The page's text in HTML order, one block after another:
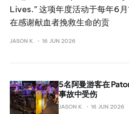
Lives.” 这项年度活动于每年6
在感谢献血者挽救生命的贡
JASON K. 16 JUN 2026
5名阿曼游客在
事故中受伤
JASON K. 16 JUN 2026